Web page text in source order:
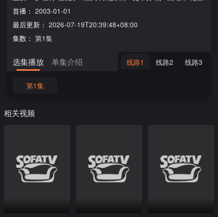
首播： 2003-01-01
最后更新： 2026-07-19T20:39:48+08:00
集数： 第1集
选集播放 单集介绍 线路1 线路2 线路3
第1集
相关视频